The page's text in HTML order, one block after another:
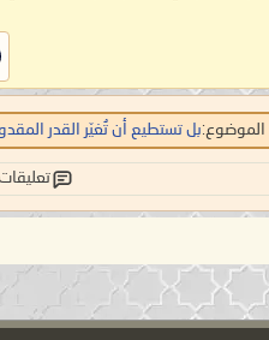
الموضوع:بل تستطيع أن تُغيّر القدر
تعليقات: